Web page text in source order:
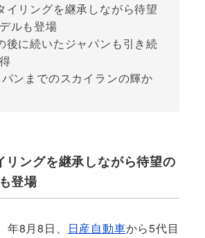
イリングを継承しながら待望
ルも登場
後に続いたジャパンも引き続
ンまでのスカイランの輝か
リングを継承しながら待望の
登場
8月8日、 日産自動車から5代目